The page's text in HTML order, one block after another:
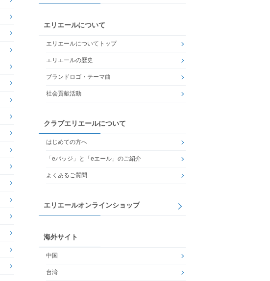
エリエールについて
エリエールについてトップ
エリエールの歴史
ブランドロゴ・テーマ曲
社会貢献活動
クラブエリエールについて
はじめての方へ
「eバッジ」と「eエール」のご紹介
よくあるご質問
エリエールオンラインショップ
海外サイト
中国
台湾